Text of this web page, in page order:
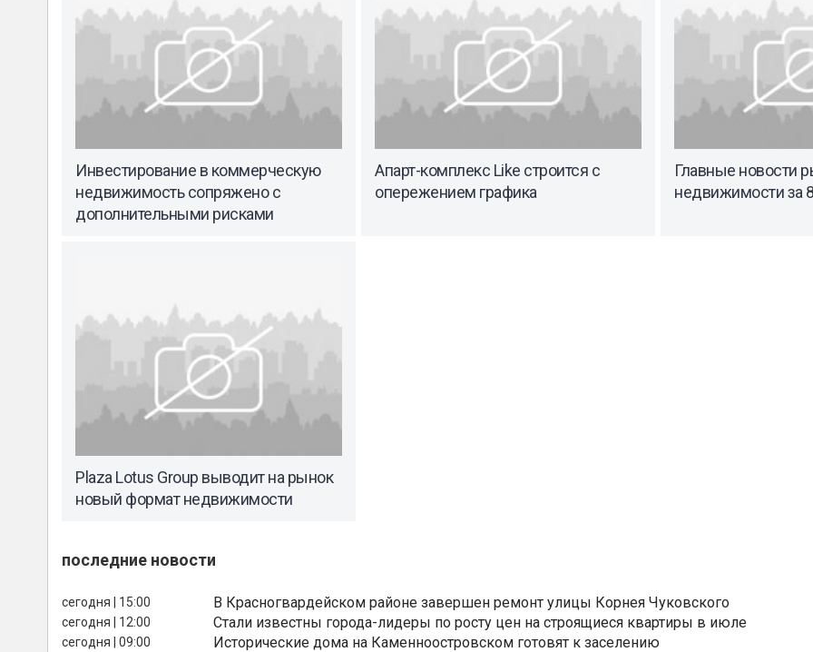
Инвестирование в коммерческую
недвижимость сопряжено с
дополнительными рисками
Апарт-комплекс Like строится с
опережением графика
Главные новости
недвижимости за 8
Plaza Lotus Group выводит на рынок
новый формат недвижимости
последние новости
сегодня | 15:00 В Красногвардейском районе завершен ремонт улицы Корнея Чуковского
сегодня | 12:00 Стали известны города-лидеры по росту цен на строящиеся квартиры в июле
сегодня | 09:00 Исторические дома на Каменноостровском готовят к заселению